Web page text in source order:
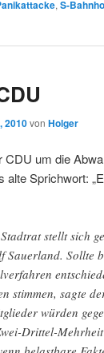
, S-
2010von Holger
CDU um die
alte Sprichwort:
stellt sich
Sauerland. Sollte
stimmen, sagte
würden
Drittel-